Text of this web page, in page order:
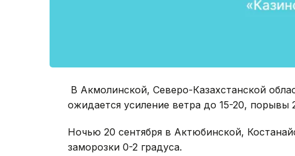
В Акмолинской, Северо-Казахстанской
ожидается усиление ветра до 15-20, порывы
Ночью 20 сентября в Актюбинской,
заморозки 0-2 градуса.